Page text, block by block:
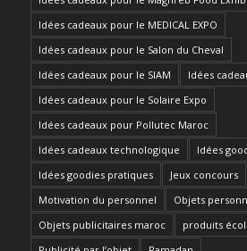
Idées cadeaux pour le MEDICAL EXPO
Idées cadeaux pour le Salon du Cheval
Idées cadeaux pour le SIAM
Idées
Idées cadeaux pour le Solaire Expo
Idées cadeaux pour Pollutec Maroc
Idées cadeaux technologique
Idées
Idées goodies pratiques
Jeux concours
Motivation du personnel
Objets
Objets publicitaires maroc
produits